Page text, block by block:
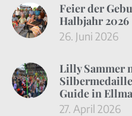
Feier der
Halbjahr 2026
26. Juni 2026
Lilly Sammer
Guide in
27. April 2026